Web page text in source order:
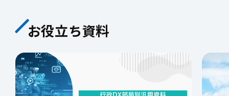
お役立ち資料